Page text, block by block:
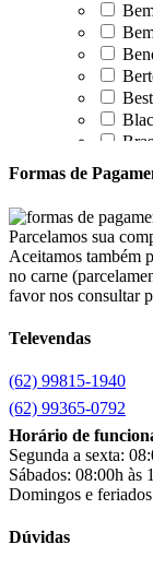
Best
clock
Formas de
Parcelamos sua
Aceitamos também
no carne
favor nos consultar
Televendas
(62) 99815-1940
(62) 99365-0792
Horário de
Segunda a sexta:
Sábados: 08:00h às
Domingos e
Dúvidas